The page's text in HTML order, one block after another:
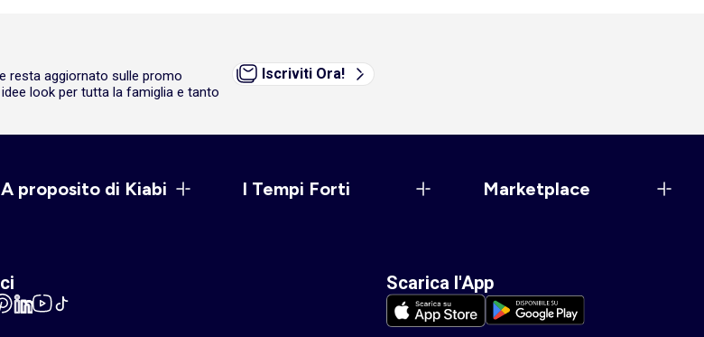
resta aggiornato sulle promo
look per tutta la famiglia e tanto
Iscriviti Ora!
A proposito di Kiabi I Tempi Forti Marketplace
Scarica l'App